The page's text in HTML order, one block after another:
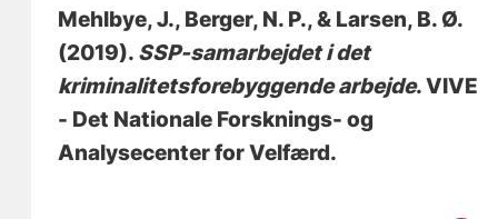
Mehlbye, J., Berger, N. P., & Larsen, B. Ø.
(2019). SSP-samarbejdet i det
kriminalitetsforebyggende arbejde. VIVE
- Det Nationale Forsknings- og
Analysecenter for Velfærd.